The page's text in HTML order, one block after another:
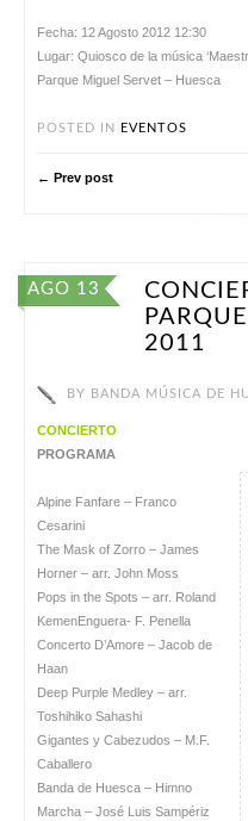
Fecha: 12 Agosto 2012 12:30
Lugar: Quiosco de la música
Parque Miguel Servet – Huesca
POSTED IN EVENTOS
← Prev post
AGO 13
2011
BY BANDA MÚSICA DE
CONCIERTO
PROGRAMA
Alpine Fanfare – Franco
Cesarini
The Mask of Zorro – James
Horner – arr. John Moss
Pops in the Spots – arr. Roland
KemenEnguera- F. Penella
Concerto D’Amore – Jacob de
Haan
Deep Purple Medley – arr.
Toshihiko Sahashi
Gigantes y Cabezudos – M.F.
Caballero
Banda de Huesca – Himno
Marcha – José Luis Sampériz